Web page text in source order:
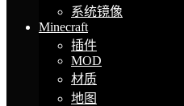
系统镜像
Minecraft
插件
MOD
材质
地图